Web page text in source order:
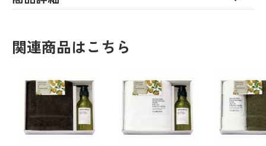
関連商品はこちら